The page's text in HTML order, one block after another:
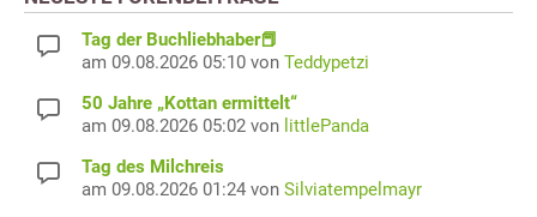
Tag der Buchliebhaber📕
am 09.08.2026 05:10 von Teddypetzi
50 Jahre „Kottan ermittelt“
am 09.08.2026 05:02 von littlePanda
Tag des Milchreis
am 09.08.2026 01:24 von Silviatempelmayr